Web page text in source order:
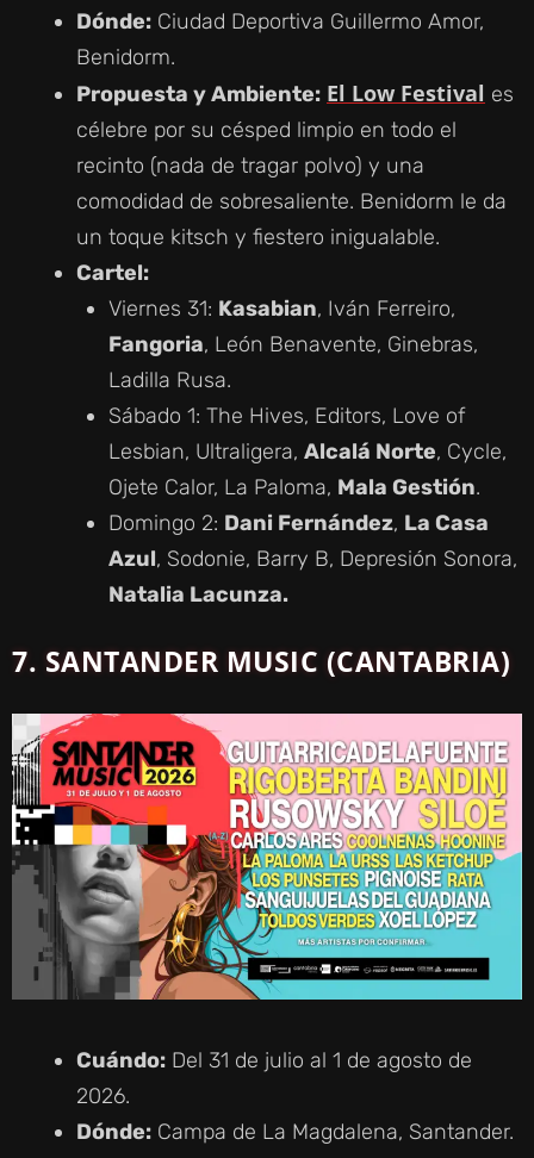
Dónde: Ciudad Deportiva Guillermo Amor,
Benidorm.
Propuesta y Ambiente: El Low Festival es
célebre por su césped limpio en todo el
recinto (nada de tragar polvo) y una
comodidad de sobresaliente. Benidorm le da
un toque kitsch y fiestero inigualable.
Cartel:
Viernes 31: Kasabian, Iván Ferreiro,
Fangoria, León Benavente, Ginebras,
Ladilla Rusa.
Sábado 1: The Hives, Editors, Love of
Lesbian, Ultraligera, Alcalá Norte, Cycle,
Ojete Calor, La Paloma, Mala Gestión.
Domingo 2: Dani Fernández, La Casa
Azul, Sodonie, Barry B, Depresión Sonora,
Natalia Lacunza.
7. SANTANDER MUSIC (CANTABRIA)
Cuándo: Del 31 de julio al 1 de agosto de
2026.
Dónde: Campa de La Magdalena, Santander.